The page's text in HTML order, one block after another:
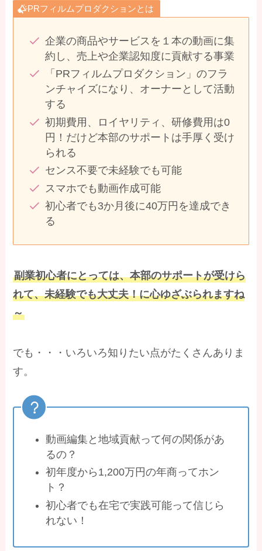
PRフィルムプロダクションとは
企業の商品やサービスを１本の動画に集
約し、売上や企業認知度に貢献する事業
「PRフィルムプロダクション」のフラ
ンチャイズになり、オーナーとして活動
する
初期費用、ロイヤリティ、研修費用は0
円！だけど本部のサポートは手厚く受け
られる
センス不要で未経験でも可能
スマホでも動画作成可能
初心者でも3か月後に40万円を達成でき
る
副業初心者にとっては、本部のサポートが受けら
れて、未経験でも大丈夫！に心ゆざぶられますね
～
でも・・・いろいろ知りたい点がたくさんありま
す。
動画編集と地域貢献って何の関係があ
るの？
初年度から1,200万円の年商ってホン
ト？
初心者でも在宅で実践可能って信じら
れない！